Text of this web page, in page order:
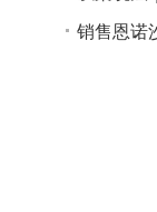
局！
销售恩诺